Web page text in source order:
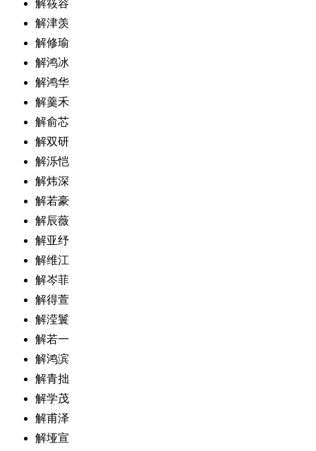
解筱容
解津羡
解修瑜
解鸿冰
解鸿华
解羹禾
解俞芯
解双研
解泺恺
解炜深
解若豪
解辰薇
解亚纾
解维江
解岑菲
解得萱
解滢鬟
解若一
解鸿滨
解青拙
解学茂
解甫泽
解垭宣